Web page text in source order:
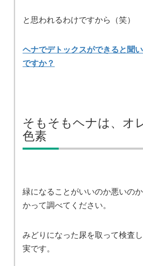
と思われるわけですから（笑）
ヘナでデトックスができると聞
ですか？
そもそもヘナは、オ
色素
緑になることがいいのか悪いの
かって調べてください。
みどりになった尿を取って検査
実です。